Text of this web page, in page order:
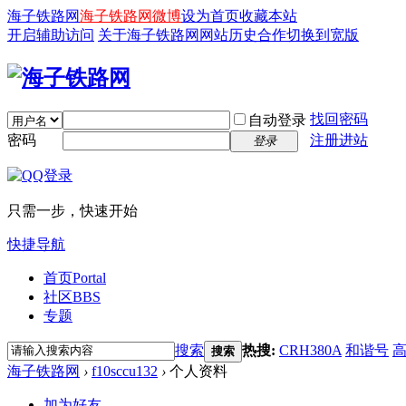
海子铁路网海子铁路网微博设为首页收藏本站
开启辅助访问 关于海子铁路网 网站历史合作切换到宽版
自动登录 找回密码
密码
登录 注册进站
只需一步，快速开始
快捷导航
首页Portal
社区BBS
专题
搜索 搜索 热搜: CRH380A 和谐号
海子铁路网 › f10sccu132 › 个人资料